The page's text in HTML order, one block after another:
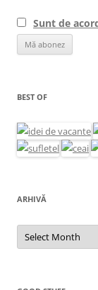
Sunt de
BEST OF
ARHIVĂ
Arhivă